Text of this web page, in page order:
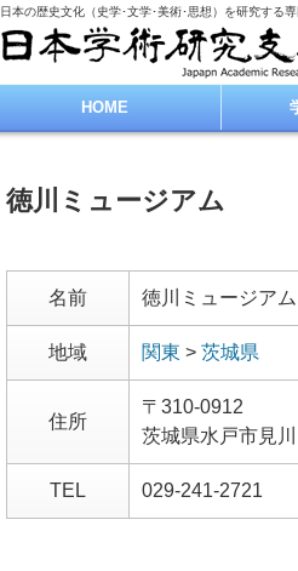
日本の歴史文化（史学･文学･美術･思想）を研究する
HOME
徳川ミュージアム
名前 徳川ミュージアム
地域 関東 > 茨城県
住所
〒310-0912
茨城県水戸市見
TEL 029-241-2721